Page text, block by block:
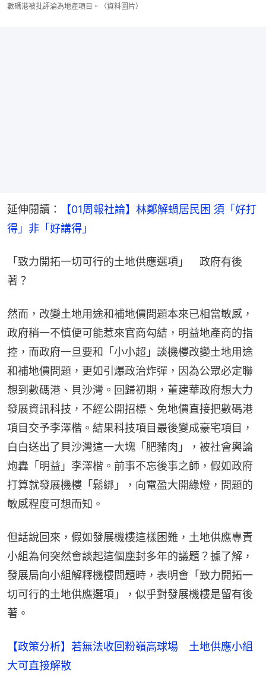
數碼港被批評淪為地產項目。（資料圖片）
延伸閱讀：
【01周報社論】林鄭解蝸居民困 須「好打
得」非「好講得」
「致力開拓一切可行的土地供應選項」　政府有後
著？
然而，改變土地用途和補地價問題本來已相當敏感，
政府稍一不慎便可能惹來官商勾結，明益地產商的指
控，而政府一旦要和「小小超」談機樓改變土地用途
和補地價問題，更如引爆政治炸彈，因為公眾必定聯
想到數碼港、貝沙灣。回歸初期，董建華政府想大力
發展資訊科技，不經公開招標、免地價直接把數碼港
項目交予李澤楷。結果科技項目最後變成豪宅項目，
白白送出了貝沙灣這一大塊「肥豬肉」，被社會輿論
炮轟「明益」李澤楷。前事不忘後事之師，假如政府
打算就發展機樓「鬆綁」，向電盈大開綠燈，問題的
敏感程度可想而知。
但話說回來，假如發展機樓這樣困難，土地供應專責
小組為何突然會談起這個塵封多年的議題？據了解，
發展局向小組解釋機樓問題時，表明會「致力開拓一
切可行的土地供應選項」，似乎對發展機樓是留有後
著。
【政策分析】若無法收回粉嶺高球場 土地供應小組
大可直接解散